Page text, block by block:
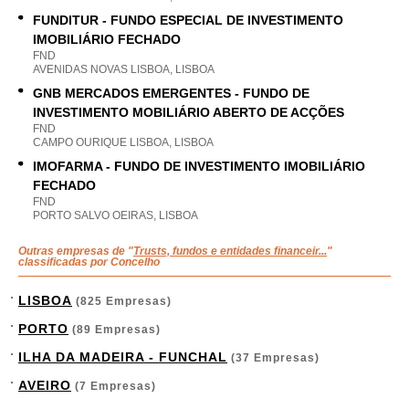
FUNDITUR - FUNDO ESPECIAL DE INVESTIMENTO
IMOBILIÁRIO FECHADO
FND
AVENIDAS NOVAS LISBOA, LISBOA
GNB MERCADOS EMERGENTES - FUNDO DE
INVESTIMENTO MOBILIÁRIO ABERTO DE ACÇÕES
FND
CAMPO OURIQUE LISBOA, LISBOA
IMOFARMA - FUNDO DE INVESTIMENTO IMOBILIÁRIO
FECHADO
FND
PORTO SALVO OEIRAS, LISBOA
Outras empresas de "Trusts, fundos e entidades financeir..."
classificadas por Concelho
LISBOA (825 Empresas)
PORTO (89 Empresas)
ILHA DA MADEIRA - FUNCHAL (37 Empresas)
AVEIRO (7 Empresas)